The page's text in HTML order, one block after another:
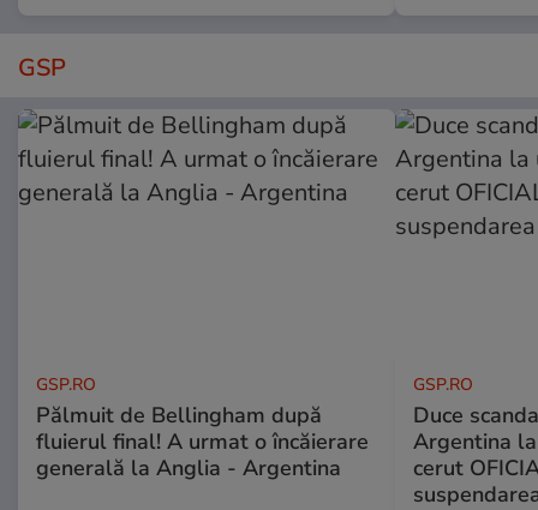
GSP
GSP.RO
Pălmuit de Bellingham după
fluierul final! A urmat o încăierare
generală la Anglia - Argentina
GSP.RO
Duce
Argentina
cerut